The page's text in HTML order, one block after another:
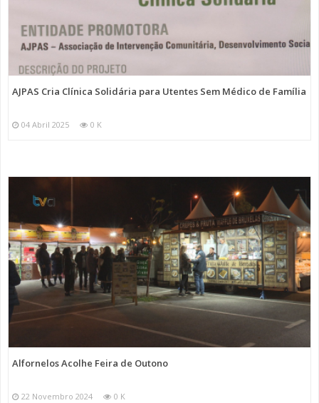
AJPAS Cria Clínica Solidária para Utentes Sem Médico de Família
04 Abril 2025 0 K
Alfornelos Acolhe Feira de Outono
22 Novembro 2024 0 K